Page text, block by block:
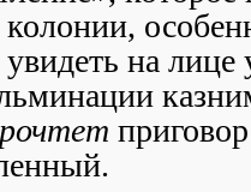
увидеть на